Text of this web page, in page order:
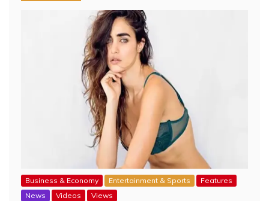
Business & Economy Entertainment & Sports
Features
News
Videos Views